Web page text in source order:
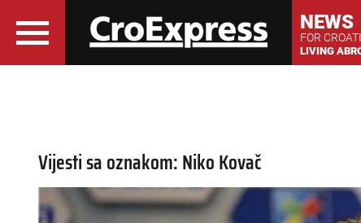
NEWS
FOR
LIVING
Vijesti sa oznakom: Niko Kovač